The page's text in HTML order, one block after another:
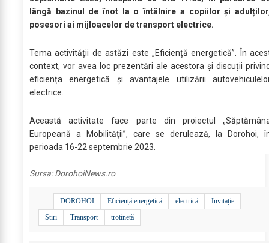
lângă bazinul de înot la o întâlnire a copiilor și
posesori ai mijloacelor de transport electrice.
Tema activității de astăzi este „Eficiență energetică”. În
context, vor avea loc prezentări ale acestora și discuții
eficiența energetică și avantajele utilizării
electrice.
Această activitate face parte din proiectul
Europeană a Mobilității”, care se derulează, la Dorohoi,
perioada 16-22 septembrie 2023.
Sursa:DorohoiNews.ro
DOROHOI Eficiență energetică electrică
Invitație
Stiri
Transport trotinetă